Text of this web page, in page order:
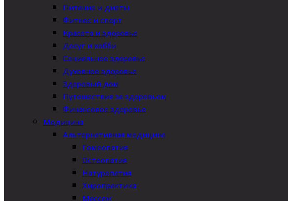
Питание и диеты
Фитнес и спорт
Красота и здоровье
Досуг и хобби
Социальное здоровье
Духовное здоровье
Здоровый дом
Путешествия за здоровьем
Финансовое здоровье
Медицина
Альтернативная медицина
Гомеопатия
Остеопатия
Натуропатия
Хиропрактика
Массаж